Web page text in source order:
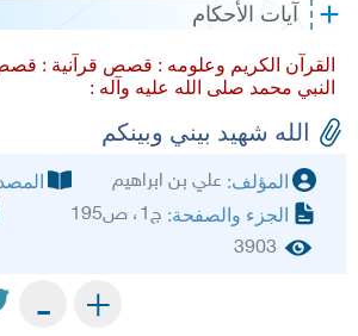
آيات الأحكام
القرآن الكريم وعلومه : قصص قرآنية : قصص
النبي محمد صلى الله عليه وآله :
الله شهيد بيني وبينكم
المؤلف: علي بن ابراهيم
الجزء والصفحة: ج1، ص195
3903
+
-